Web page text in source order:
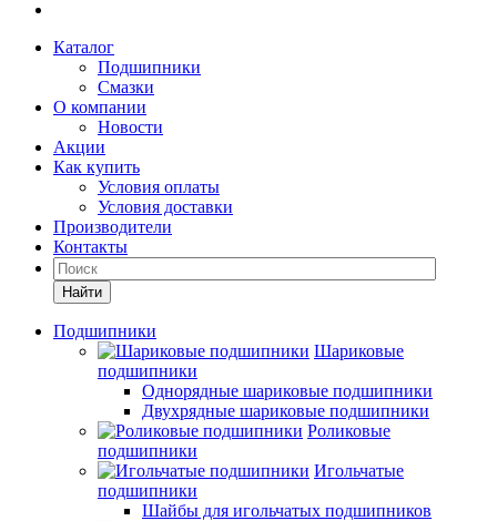
Каталог
Подшипники
Смазки
О компании
Новости
Акции
Как купить
Условия оплаты
Условия доставки
Производители
Контакты
Найти
Подшипники
Шариковые
подшипники
Однорядные шариковые подшипники
Двухрядные шариковые подшипники
Роликовые
подшипники
Игольчатые
подшипники
Шайбы для игольчатых подшипников